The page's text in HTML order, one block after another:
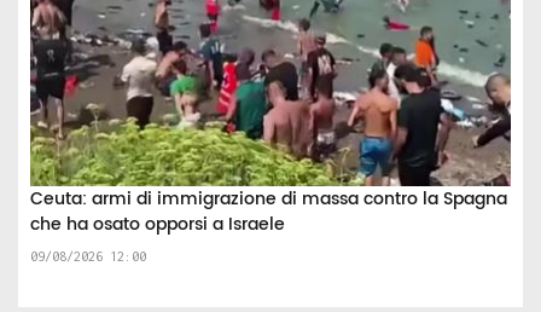
Ceuta: armi di immigrazione di massa contro la Spagna
che ha osato opporsi a Israele
09/08/2026 12:00